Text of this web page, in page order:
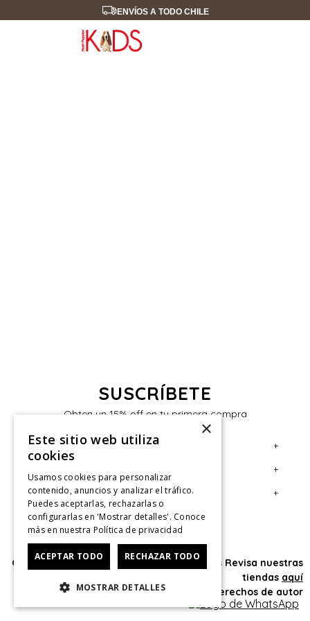
ENVÍOS A TODO CHILE
SUSCRÍBETE
Obten un 15% off en tu primera compra
Servicio al Consumidor +
Centro de Ayuda
Contáctanos
Giftcard
Retiro en tienda
CyberMonday
CyberDay
+
Términos y Condiciones
Políticas de Despacho
Cambios, Retracto y Garantía
Política de Privacidad de Marketing
Cuenta +
Mi Cuenta
Sigue tu compra
¿Dónde viene mi compra?
Ver Boleta / Ticket de cambio
Oficina: Av. Las Condes #11281 - Las Condes Revisa nuestras
tiendas aquí
© 2025 HushPuppies Kids derechos de autor
×
Este sitio web utiliza
cookies
Usamos cookies para personalizar
contenido, anuncios y analizar el tráfico.
Puedes aceptarlas, rechazarlas o
configurarlas en 'Mostrar detalles'. Conoce
más en nuestra Política de privacidad
ACEPTAR TODO RECHAZAR TODO
MOSTRAR DETALLES